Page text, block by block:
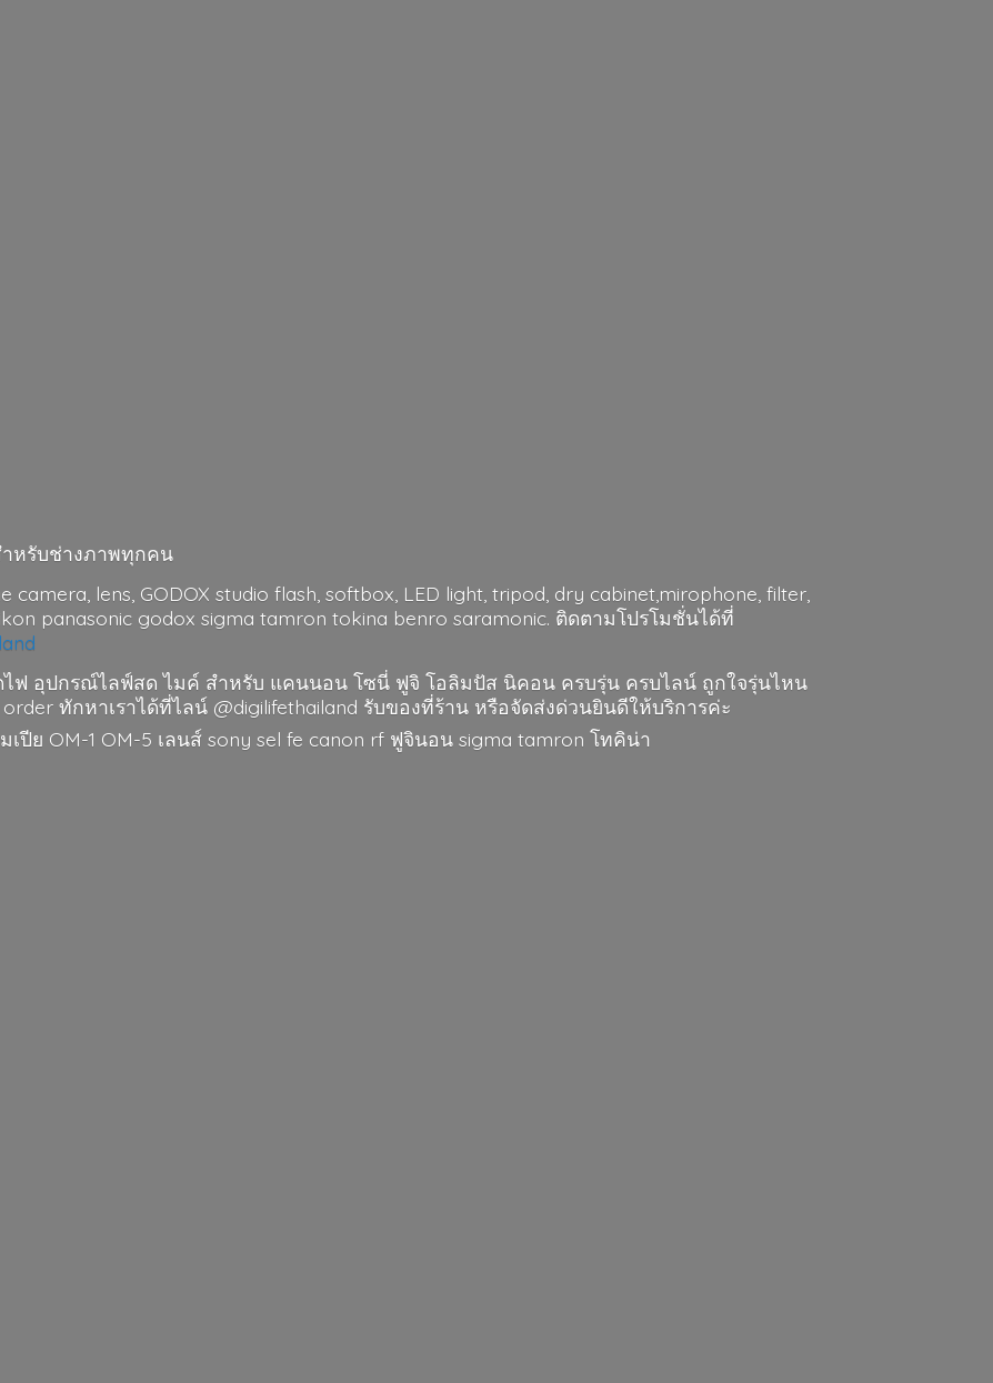
หรับช่างภาพทุกคน
lens, GODOX studio flash, softbox, LED light, tripod, dry cabinet,mirophone, filter,
panasonic godox sigma tamron tokina benro saramonic. ติดตามโปรโมชั่นได้ที่
ไฟ อุปกรณ์ไลฟ์สด ไมค์ สำหรับ แคนนอน โซนี่ ฟูจิ โอลิมปัส นิคอน ครบรุ่น ครบไลน์ ถูกใจรุ่นไหน
ทักหาเราได้ที่ไลน์ @digilifethailand รับของที่ร้าน หรือจัดส่งด่วนยินดีให้บริการค่ะ
ปีย OM-1 OM-5 เลนส์ sony sel fe canon rf ฟูจินอน sigmatamron โทคิน่า